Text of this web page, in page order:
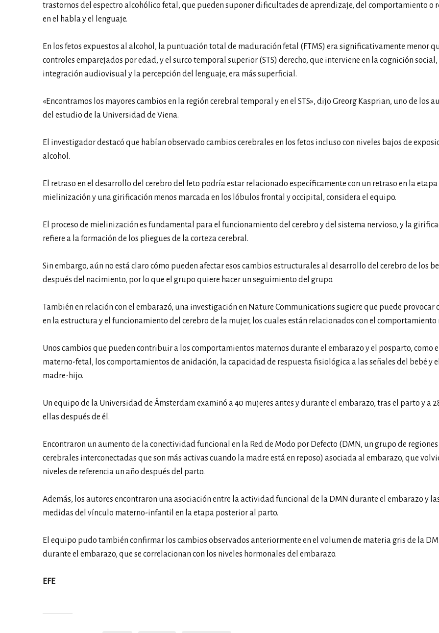
trastornos del espectro alcohólico fetal, que pueden suponer dificultades de aprendizaje, del comportamiento o
en el habla y el lenguaje.
En los fetos expuestos al alcohol, la puntuación total de maduración fetal (FTMS) era significativamente menor
controles emparejados por edad, y el surco temporal superior (STS) derecho, que interviene en la cognición
integración audiovisual y la percepción del lenguaje, era más superficial.
«Encontramos los mayores cambios en la región cerebral temporal y en el STS», dijo Greorg Kasprian, uno de los
del estudio de la Universidad de Viena.
El investigador destacó que habían observado cambios cerebrales en los fetos incluso con niveles bajos de
alcohol.
El retraso en el desarrollo del cerebro del feto podría estar relacionado específicamente con un retraso en la etapa
mielinización y una girificación menos marcada en los lóbulos frontal y occipital, considera el equipo.
El proceso de mielinización es fundamental para el funcionamiento del cerebro y del sistema nervioso, y la
refiere a la formación de los pliegues de la corteza cerebral.
Sin embargo, aún no está claro cómo pueden afectar esos cambios estructurales al desarrollo del cerebro de los
después del nacimiento, por lo que el grupo quiere hacer un seguimiento del grupo.
También en relación con el embarazó, una investigación en Nature Communications sugiere que puede provocar
en la estructura y el funcionamiento del cerebro de la mujer, los cuales están relacionados con el comportamiento
Unos cambios que pueden contribuir a los comportamientos maternos durante el embarazo y el posparto, como
materno-fetal, los comportamientos de anidación, la capacidad de respuesta fisiológica a las señales del bebé y
madre-hijo.
Un equipo de la Universidad de Ámsterdam examinó a 40 mujeres antes y durante el embarazo, tras el parto y a
ellas después de él.
Encontraron un aumento de la conectividad funcional en la Red de Modo por Defecto (DMN, un grupo de regiones
cerebrales interconectadas que son más activas cuando la madre está en reposo) asociada al embarazo, que
niveles de referencia un año después del parto.
Además, los autores encontraron una asociación entre la actividad funcional de la DMN durante el embarazo y
medidas del vínculo materno-infantil en la etapa posterior al parto.
El equipo pudo también confirmar los cambios observados anteriormente en el volumen de materia gris de la
durante el embarazo, que se correlacionan con los niveles hormonales del embarazo.
EFE